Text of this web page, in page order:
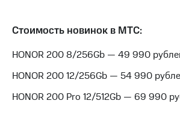
Документы
ПАО
"МТС"
Собрания
акционеров
Личный
кабинет
Стоимость новинок в МТС:
HONOR 200 8/256Gb — 49 990
HONOR 200 12/256Gb — 54 990
HONOR 200 Pro 12/512Gb — 69 990